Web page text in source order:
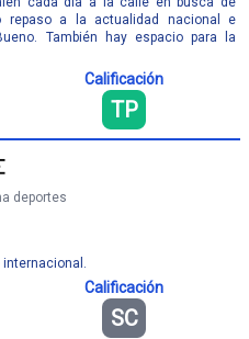
repaso a la actualidad nacional e
También hay espacio para la
Calificación
TP
deportes
Calificación
SC